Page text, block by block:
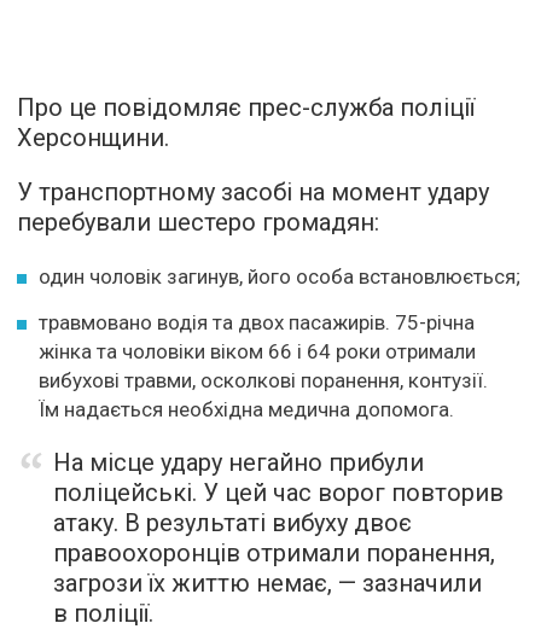
Про це повідомляє прес-служба поліції
Херсонщини.
У транспортному засобі на момент удару
перебували шестеро громадян:
один чоловік загинув, його особа встановлюється;
травмовано водія та двох пасажирів. 75-річна
жінка та чоловіки віком 66 і 64 роки отримали
вибухові травми, осколкові поранення, контузії.
Їм надається необхідна медична допомога.
На місце удару негайно прибули
поліцейські. У цей час ворог повторив
атаку. В результаті вибуху двоє
правоохоронців отримали поранення,
загрози їх життю немає, — зазначили
в поліції.